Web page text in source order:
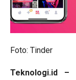
Foto: Tinder
Teknologi.id –